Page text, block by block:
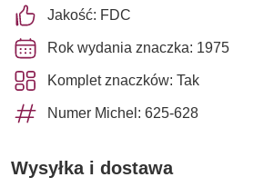
Jakość: FDC
Rok wydania znaczka: 1975
Komplet znaczków: Tak
Numer Michel: 625-628
Wysyłka i dostawa